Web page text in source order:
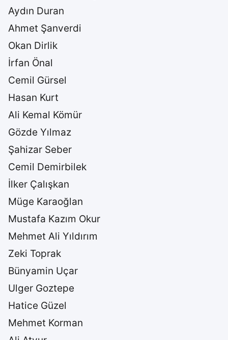
Aydın Duran
Ahmet Şanverdi
Okan Dirlik
İrfan Önal
Cemil Gürsel
Hasan Kurt
Ali Kemal Kömür
Gözde Yılmaz
Şahizar Seber
Cemil Demirbilek
İlker Çalışkan
Müge Karaoğlan
Mustafa Kazım Okur
Mehmet Ali Yıldırım
Zeki Toprak
Bünyamin Uçar
Ulger Goztepe
Hatice Güzel
Mehmet Korman